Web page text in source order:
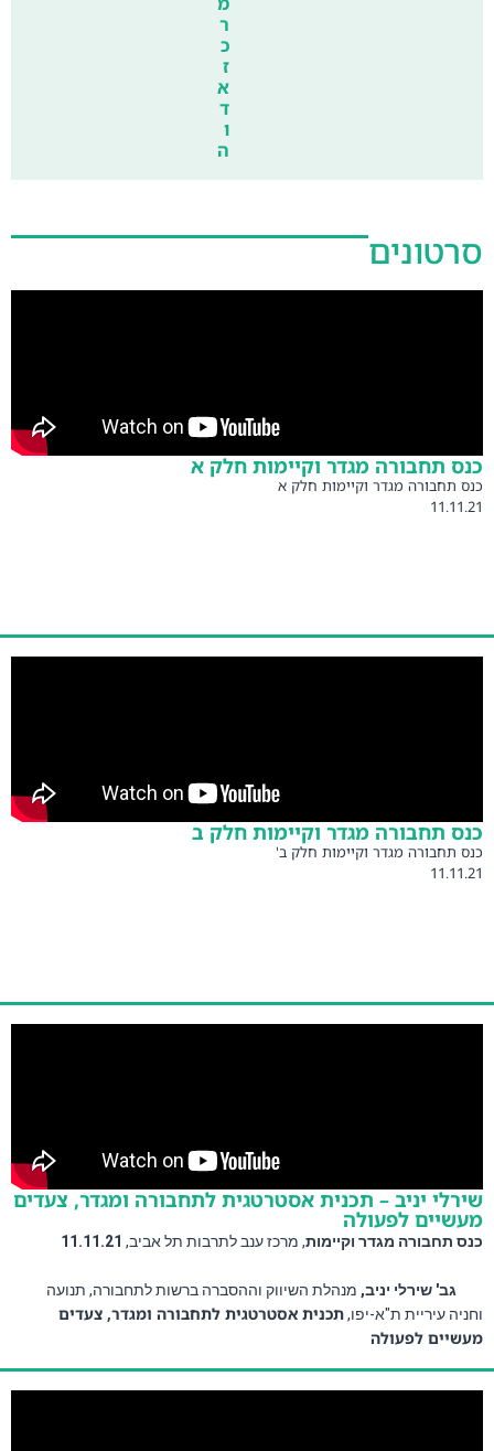
ר
כ
ז
א
ד
ו
ה
סרטונים
כנס תחבורה מגדר וקיימות חלק א
כנס תחבורה מגדר וקיימות חלק א
11.11.21
כנס תחבורה מגדר וקיימות חלק ב
כנס תחבורה מגדר וקיימות חלק ב'
11.11.21
שירלי יניב – תכנית אסטרטגית לתחבורה ומגדר, צעדים
מעשיים לפעולה
כנס תחבורה מגדר וקיימות, מרכז ענב לתרבות תל אביב, 11.11.21
גב' שירלי יניב,
וחניה עיריית ת"א-יפו, תכנית אסטרטגית לתחבורה ומגדר, צעדים
מעשיים לפעולה